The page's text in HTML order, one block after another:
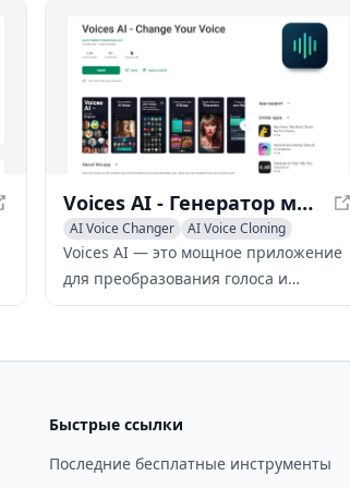
обеспечивающее
высококачественные голосовые
трансформации с низкой задержкой.
Voices AI - Генератор музыки ИИ и преобразователь голоса
AI Voice Changer
AI Voice Cloning
Voice & Audio Editing
Voices AI — это мощное приложение
для преобразования голоса и
генерации музыки с помощью ИИ,
изменять свой голос, клонировать
на основе ИИ.
Быстрые ссылки
Последние бесплатные инструменты